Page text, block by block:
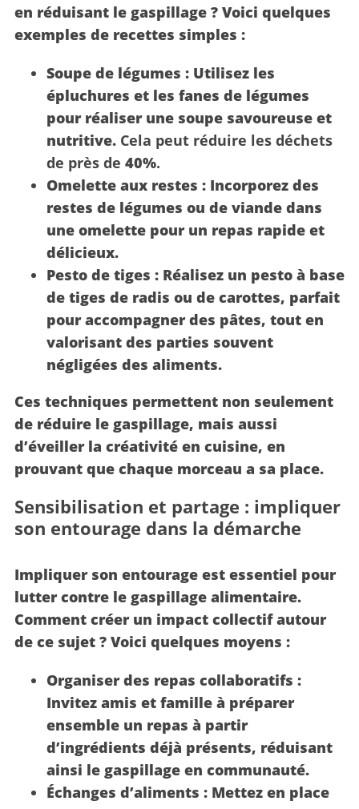
en réduisant le gaspillage ? Voici quelques
exemples de recettes simples :
Soupe de légumes :Utilisez les
épluchures et les fanes de légumes
pour réaliser une soupe savoureuse et
nutritive. Cela peut réduire les déchets
de près de 40%.
Omelette aux restes :Incorporez des
restes de légumes ou de viande dans
une omelette pour un repas rapide et
délicieux.
Pesto de tiges :Réalisez un pesto à base
de tiges de radis ou de carottes, parfait
pour accompagner des pâtes, tout en
valorisant des parties souvent
négligées des aliments.
Ces techniques permettent non seulement
de réduire le gaspillage, mais aussi
d’éveiller la créativité en cuisine, en
prouvant que chaque morceau a sa place.
Sensibilisation et partage : impliquer
son entourage dans la démarche
Impliquer son entourage est essentiel pour
lutter contre le gaspillage alimentaire.
Comment créer un impact collectif autour
de ce sujet ? Voici quelques moyens :
Organiser des repas collaboratifs :
Invitez amis et famille à préparer
ensemble un repas à partir
d’ingrédients déjà présents, réduisant
ainsi le gaspillage en communauté.
Échanges d’aliments :Mettez en place